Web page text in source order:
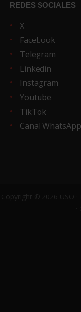
REDES SOCIALES
X
Facebook
Telegram
Linkedin
Instagram
Youtube
TikTok
Canal WhatsApp
Copyright © 2026 USO ·